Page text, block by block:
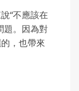
“不應該在
題。因為對
，也帶來